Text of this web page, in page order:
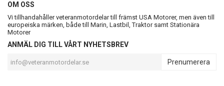
OM OSS
Vi tillhandahåller veteranmotordelar till främst USA Motorer, men även till
europeiska märken, både till Marin, Lastbil, Traktor samt Stationära
Motorer
ANMÄL DIG TILL VÅRT NYHETSBREV
Prenumerera